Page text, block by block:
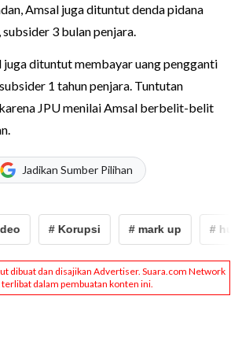
Amsal juga dituntut denda pidana
3 bulan penjara.
juga dituntut membayar uang pengganti
1 tahun penjara. Tuntutan
JPU menilai Amsal berbelit-belit
Jadikan Sumber Pilihan
# Korupsi # mark up # hukum